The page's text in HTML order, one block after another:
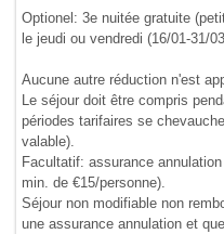
Optionel: 3e nuitée gratuite
le jeudi ou vendredi (16/01-31/
Aucune autre réduction n'est
Le séjour doit être compris
périodes tarifaires se
valable).
Facultatif: assurance
min. de €15/personne).
Séjour non modifiable non
une assurance annulation et que